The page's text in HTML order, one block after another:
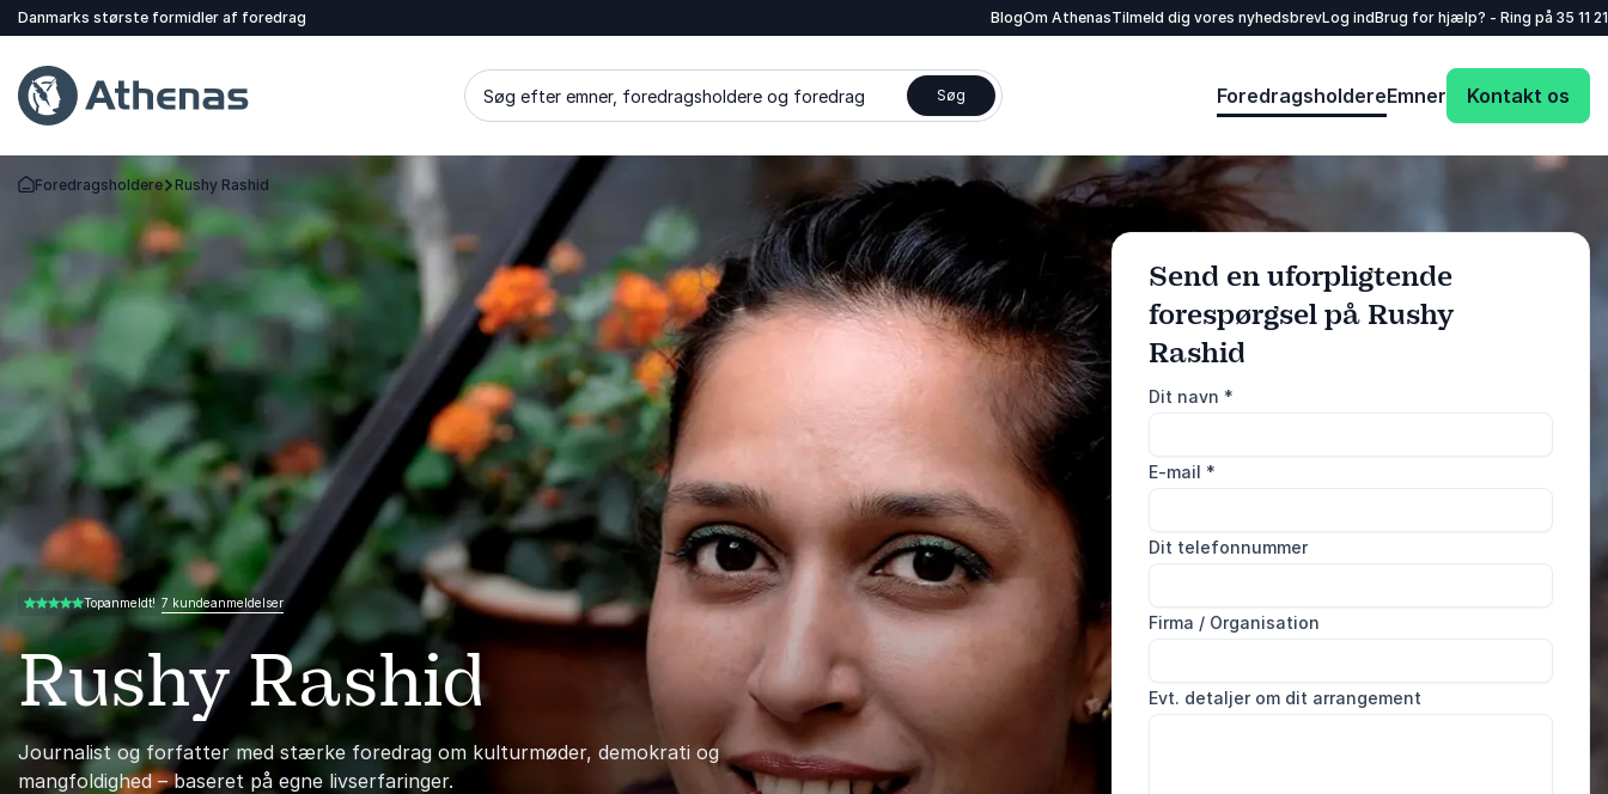
Danmarks største formidler af foredrag BlogOm AthenasTilmeld dig vores nyhedsbrevLog indBrug for hjælp? - Ring på 35 11
Søg efter emner, foredragsholdere og foredrag Søg ForedragsholdereEmner Kontakt os
Tilbage til forsiden
Foredragsholdere Rushy Rashid
Rushy Rashid
Journalist og forfatter med stærke foredrag om kulturmøder, demokrati og
mangfoldighed – baseret på egne livserfaringer.
5.00 ud af 5Topanmeldt! 7 kundeanmeldelser
Send en uforpligtende
forespørgsel på Rushy
Rashid
Dit navn *
E-mail *
Dit telefonnummer
Firma / Organisation
Evt. detaljer om dit arrangement